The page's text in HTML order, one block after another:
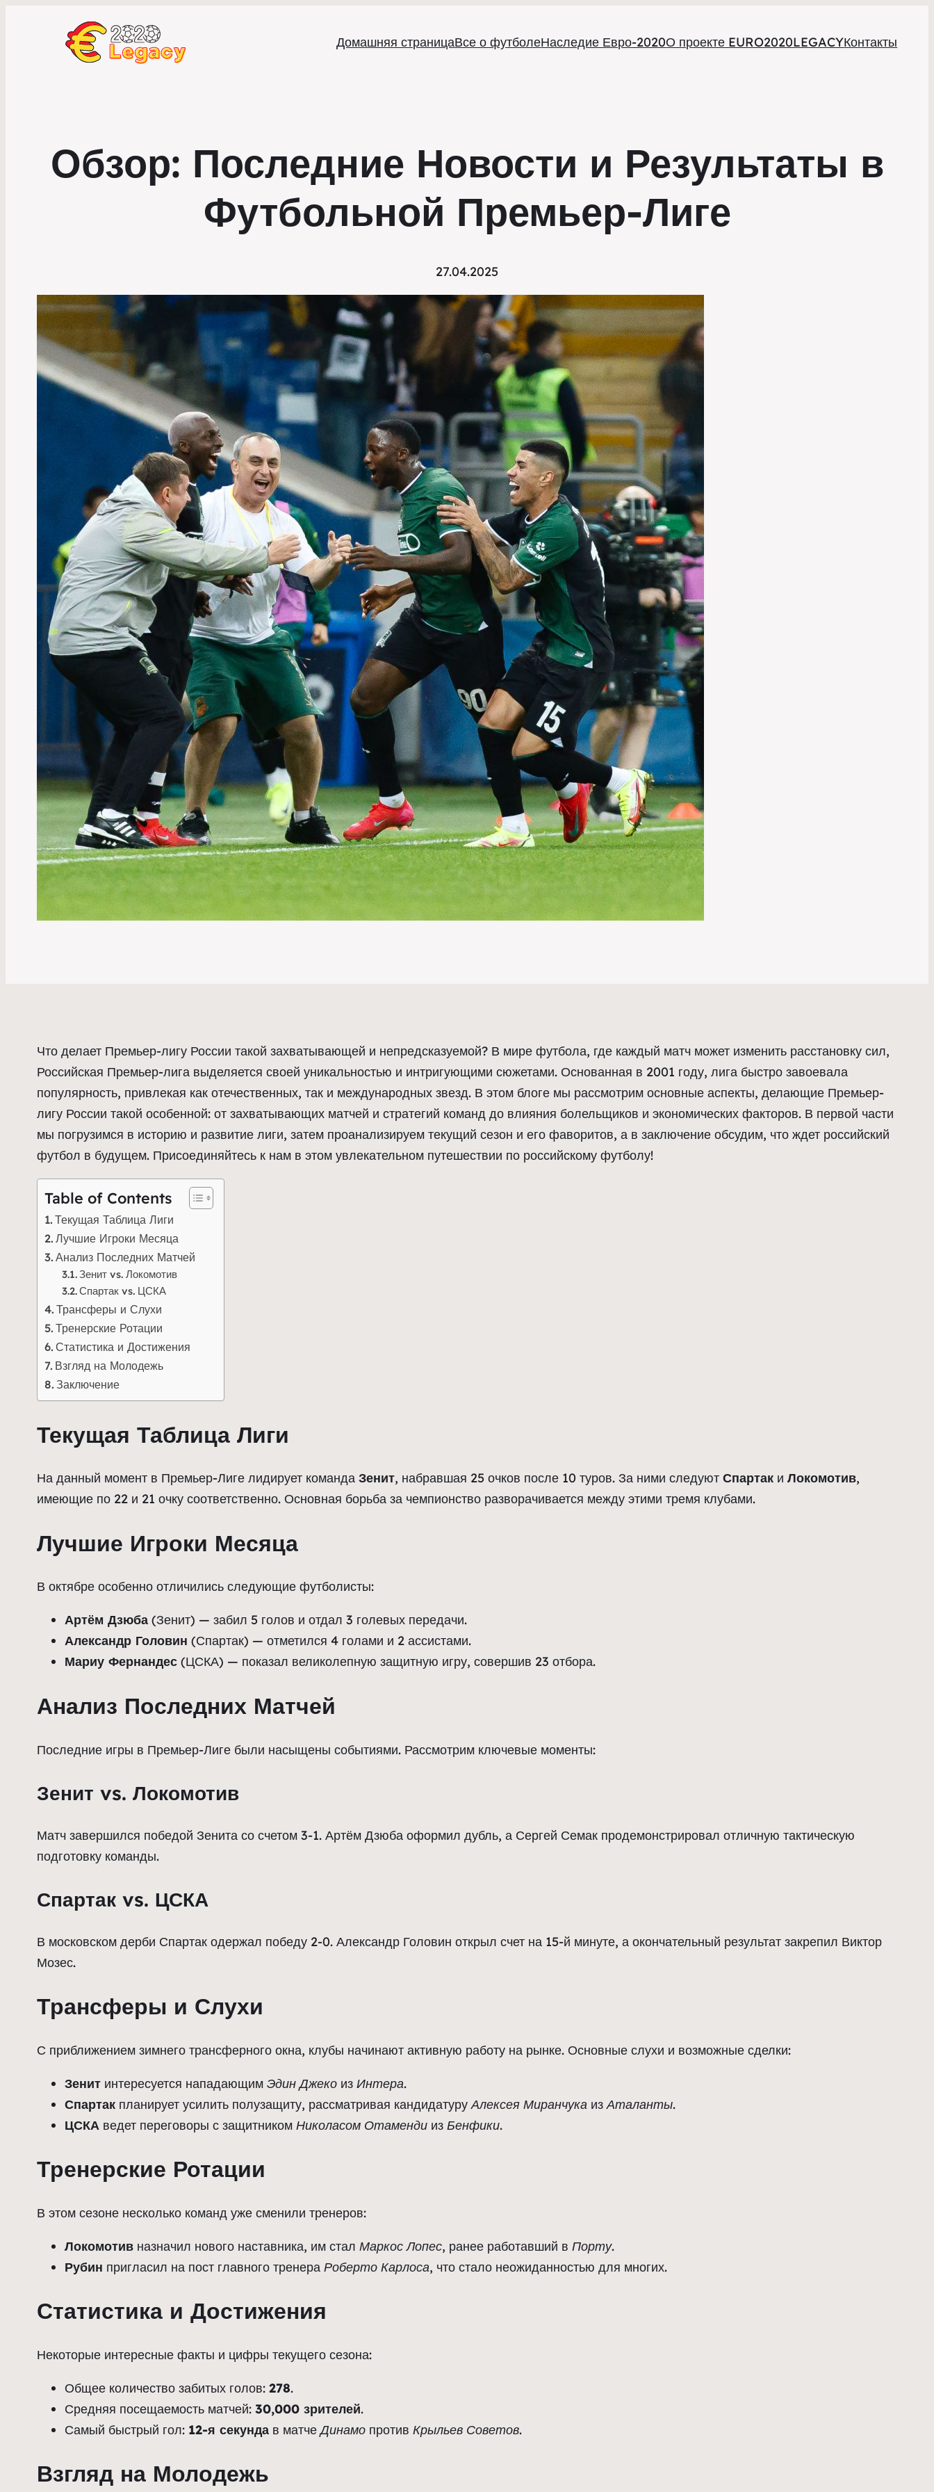
Домашняя страницаВсе о футболеНаследие Евро-2020О проекте EURO2020LEGACYКонтакты
Обзор: Последние Новости и Результаты в
Футбольной Премьер-Лиге
27.04.2025
Что делает Премьер-лигу России такой захватывающей и непредсказуемой? В мире футбола, где каждый матч может изменить расстановку сил,
Российская Премьер-лига выделяется своей уникальностью и интригующими сюжетами. Основанная в 2001 году, лига быстро завоевала
популярность, привлекая как отечественных, так и международных звезд. В этом блоге мы рассмотрим основные аспекты, делающие Премьер-
лигу России такой особенной: от захватывающих матчей и стратегий команд до влияния болельщиков и экономических факторов. В первой части
мы погрузимся в историю и развитие лиги, затем проанализируем текущий сезон и его фаворитов, а в заключение обсудим, что ждет российский
футбол в будущем. Присоединяйтесь к нам в этом увлекательном путешествии по российскому футболу!
Table of Contents
Текущая Таблица Лиги
Лучшие Игроки Месяца
Анализ Последних Матчей
Зенит vs. Локомотив
Спартак vs. ЦСКА
Трансферы и Слухи
Тренерские Ротации
Статистика и Достижения
Взгляд на Молодежь
Заключение
Текущая Таблица Лиги
На данный момент в Премьер-Лиге лидирует команда Зенит, набравшая 25 очков после 10 туров. За ними следуют Спартаки Локомотив,
имеющие по 22 и 21 очку соответственно. Основная борьба за чемпионство разворачивается между этими тремя клубами.
Лучшие Игроки Месяца
В октябре особенно отличились следующие футболисты:
Артём Дзюба(Зенит) — забил 5 голов и отдал 3 голевых передачи.
Александр Головин (Спартак) — отметился 4 голами и 2 ассистами.
Мариу Фернандес(ЦСКА) — показал великолепную защитную игру, совершив 23 отбора.
Анализ Последних Матчей
Последние игры в Премьер-Лиге были насыщены событиями. Рассмотрим ключевые моменты:
Зенит vs. Локомотив
Матч завершился победой Зенита со счетом 3-1. Артём Дзюба оформил дубль, а Сергей Семак продемонстрировал отличную тактическую
подготовку команды.
Спартак vs. ЦСКА
В московском дерби Спартак одержал победу 2-0. Александр Головин открыл счет на 15-й минуте, а окончательный результат закрепил Виктор
Мозес.
Трансферы и Слухи
С приближением зимнего трансферного окна, клубы начинают активную работу на рынке. Основные слухи и возможные сделки:
Зенитинтересуется нападающим Эдин Джекоиз Интера.
Спартакпланирует усилить полузащиту, рассматривая кандидатуруАлексея МиранчукаизАталанты.
ЦСКАведет переговоры с защитником Николасом Отамендииз Бенфики.
Тренерские Ротации
В этом сезоне несколько команд уже сменили тренеров:
Локомотивназначил нового наставника, им стал Маркос Лопес, ранее работавший в Порту.
Рубин пригласил на пост главного тренера Роберто Карлоса, что стало неожиданностью для многих.
Статистика и Достижения
Некоторые интересные факты и цифры текущего сезона:
Общее количество забитых голов: 278.
Средняя посещаемость матчей: 30,000 зрителей.
Самый быстрый гол: 12-я секундав матчеДинамопротив Крыльев Советов.
Взгляд на Молодежь